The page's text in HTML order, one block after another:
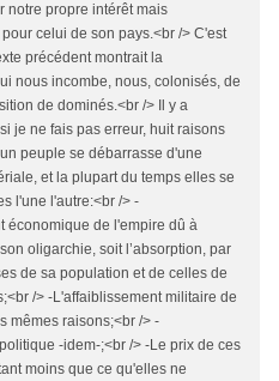
notre propre intérêt mais
celui de son pays.<br /> C'est
précédent montrait la
nous incombe, nous, colonisés, de
de dominés.<br /> Il y a
je ne fais pas erreur, huit raisons
peuple se débarrasse d'une
et la plupart du temps elles se
l'une l'autre:<br /> -
économique de l'empire dû à
oligarchie, soit l’absorption, par
de sa population et de celles de
/> -L'affaiblissement militaire de
mêmes raisons;<br /> -
-idem-;<br /> -Le prix de ces
moins que ce qu'elles ne